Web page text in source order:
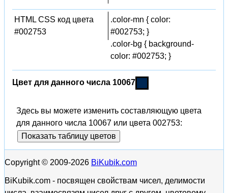
HTML CSS код цвета
#002753
.color-mn { color:
#002753; }
.color-bg { background-
color: #002753; }
Цвет для данного числа 10067
Здесь вы можете изменить составляющую цвета
для данного числа 10067 или цвета 002753:
Показать таблицу цветов
Copyright © 2009-2026 BiKubik.com
BiKubik.com - посвящен свойствам чисел, делимости